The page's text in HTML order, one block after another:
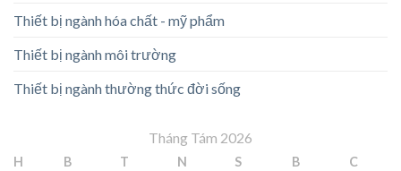
Thiết bị ngành hóa chất - mỹ phẩm
Thiết bị ngành môi trường
Thiết bị ngành thường thức đời sống
Tháng Tám 2026
H B T N S B C